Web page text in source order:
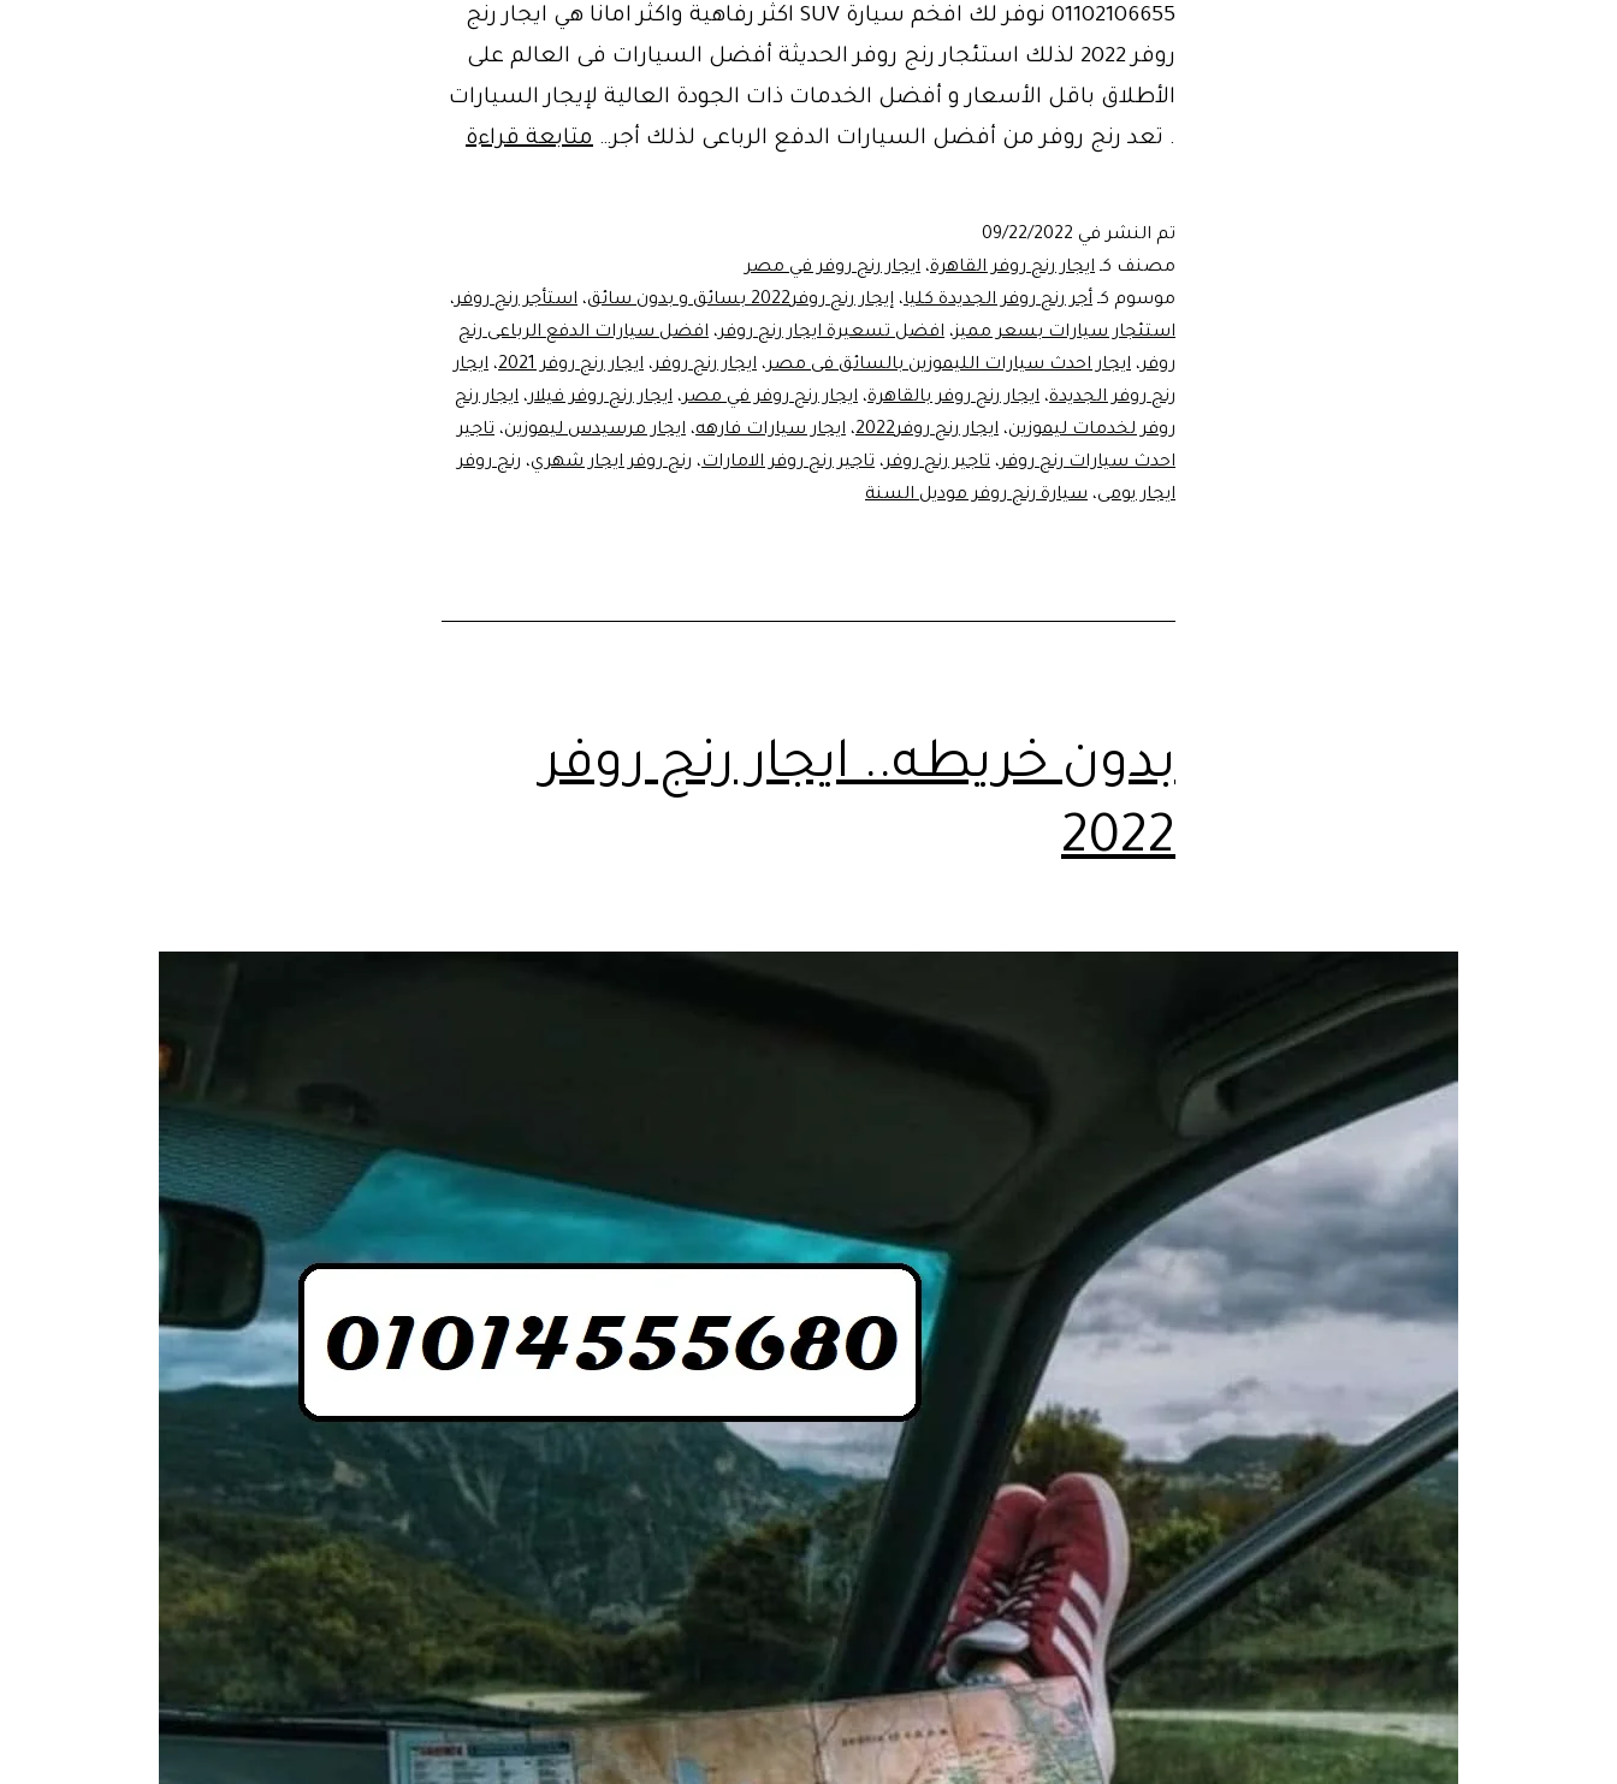
01102106655 نوفر لك افخم سيارة SUV اكثر رفاهية واكثر امانا هي ايجار رنج
روفر 2022 لذلك استئجار رنج روفر الحديثة أفضل السيارات فى العالم على
الأطلاق باقل الأسعار و أفضل الخدمات ذات الجودة العالية لإيجار السيارات
. تعد رنج روفر من أفضل السيارات الدفع الرباعى لذلك أجر… متابعة قراءة
بأرخص
الاسعار
تم النشر في 09/22/2022
مصنف كـ ايجار رنج روفر القاهرة، ايجار رنج روفر في مصر
موسوم كـ أجر رنج روفر الجديدة كليا، إيجار رنج روفر2022 بسائق و بدون سائق ، استأجر رنج روفر،
استئجار سيارات بسعر مميز، افضل تسعيرة ايجار رنج روفر، افضل سيارات الدفع الرباعى رنج
روفر، ايجار احدث سيارات الليموزين بالسائق فى مصر، ايجار رنج روفر، ايجار رنج روفر 2021 ، ايجار
رنج روفر الجديدة، ايجار رنج روفر بالقاهرة، ايجار رنج روفر في مصر، ايجار رنج روفر فيلار، ايجار رنج
روفر لخدمات ليموزين، ايجار رنج روفر2022 ، ايجار سيارات فارهه، ايجار مرسيدس ليموزين، تاجير
احدث سيارات رنج روفر، تاجير رنج روفر، تاجير رنج روفر الامارات، رنج روفر ايجار شهري، رنج روفر
ايجار يومى، سيارة رنج روفر موديل السنة
بدون خريطه.. ايجار رنج روفر
2022